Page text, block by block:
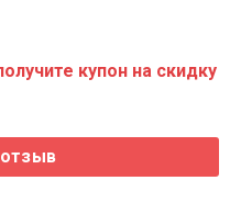
купон на скидку